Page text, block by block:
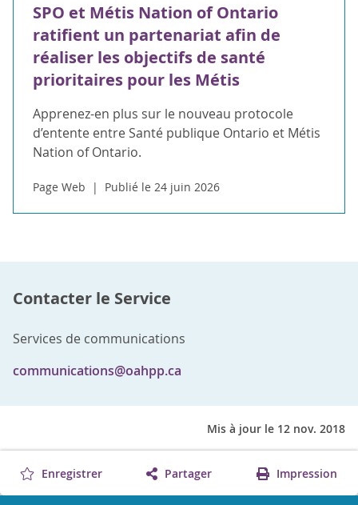
SPO et Métis Nation of Ontario
ratifient un partenariat afin de
réaliser les objectifs de santé
prioritaires pour les Métis
Apprenez-en plus sur le nouveau protocole
d’entente entre Santé publique Ontario et Métis
Nation of Ontario.
Page Web Publié le 24 juin 2026
Contacter le Service
Services de communications
communications@oahpp.ca
Mis à jour le 12 nov. 2018
Enregistrer Partager Impression